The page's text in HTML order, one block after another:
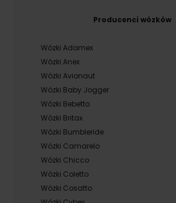
Producenci wózków
Wózki Adamex
Wózki Anex
Wózki Avionaut
Wózki Baby Jogger
Wózki Bebetto
Wózki Britax
Wózki Bumbleride
Wózki Camarelo
Wózki Chicco
Wózki Coletto
Wózki Cosatto